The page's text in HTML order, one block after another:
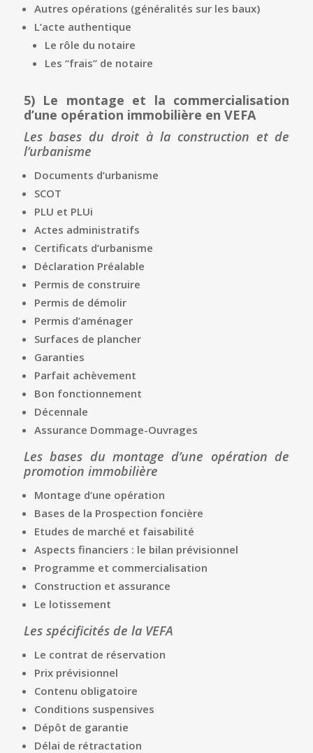
Autres opérations (généralités sur les baux)
L’acte authentique
Le rôle du notaire
Les “frais” de notaire
5) Le montage et la commercialisation
d’une opération immobilière en VEFA
Les bases du droit à la construction et de
l’urbanisme
Documents d’urbanisme
SCOT
PLU et PLUi
Actes administratifs
Certificats d’urbanisme
Déclaration Préalable
Permis de construire
Permis de démolir
Permis d’aménager
Surfaces de plancher
Garanties
Parfait achèvement
Bon fonctionnement
Décennale
Assurance Dommage-Ouvrages
Les bases du montage d’une opération de
promotion immobilière
Montage d’une opération
Bases de la Prospection foncière
Etudes de marché et faisabilité
Aspects financiers : le bilan prévisionnel
Programme et commercialisation
Construction et assurance
Le lotissement
Les spécificités de la VEFA
Le contrat de réservation
Prix prévisionnel
Contenu obligatoire
Conditions suspensives
Dépôt de garantie
Délai de rétractation